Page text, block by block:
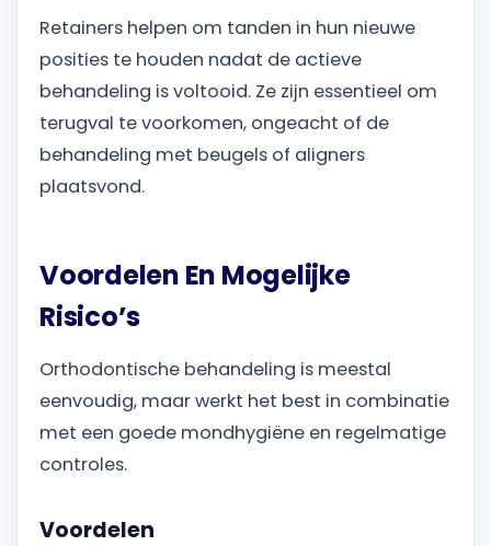
Retainers helpen om tanden in hun nieuwe
posities te houden nadat de actieve
behandeling is voltooid. Ze zijn essentieel om
terugval te voorkomen, ongeacht of de
behandeling met beugels of aligners
plaatsvond.
Voordelen En Mogelijke
Risico’s
Orthodontische behandeling is meestal
eenvoudig, maar werkt het best in combinatie
met een goede mondhygiëne en regelmatige
controles.
Voordelen